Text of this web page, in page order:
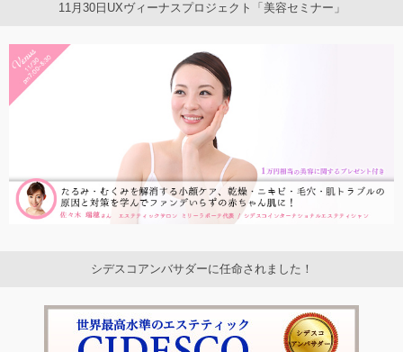
11月30日UXヴィーナスプロジェクト「美容セミナー」
シデスコアンバサダーに任命されました！